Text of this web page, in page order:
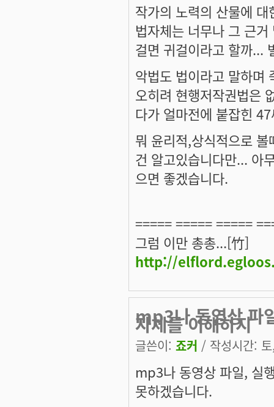
작가의 노력의 산물에
법자체는 너무나 그 근
걸면 귀걸이라고 할까...
악법도 법이라고 말하며
오히려 현행저작권법은
다가 얼마전에 붙잡힌
뭐 윤리적,상식적으로
건 알고있습니다만... 아
으면 좋겠습니다.
===== ===== =====
그럼 이만 총총...[竹]
http://
mp3나 동영상 파
자체를 이해하지
글쓴이: 죠커 / 작성시간:
mp3나 동영상 파일, 실
못하겠습니다.